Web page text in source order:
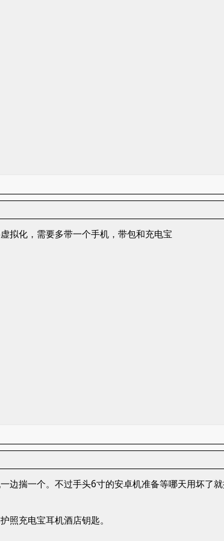
拟化，需要多带一个手机，带包和充电宝
边揣一个。不过手头6寸的安卓机准备等哪天用坏了
照充电宝耳机酒店钥匙。